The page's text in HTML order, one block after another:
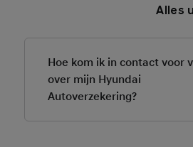
Alles
Hoe kom ik in contact voor
over mijn Hyundai
Autoverzekering?